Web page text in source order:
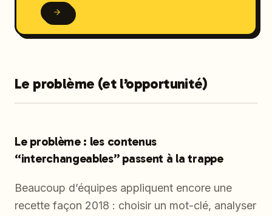
Le problème (et l’opportunité)
Le problème : les contenus
“interchangeables” passent à la trappe
Beaucoup d’équipes appliquent encore une
recette façon 2018 : choisir un mot-clé, analyser